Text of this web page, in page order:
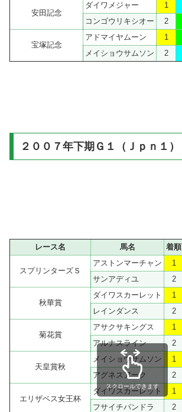
安田記念
ダイワメジャー 1
コンゴウリキシオー
2
宝塚記念
アドマイヤムーン 1
メイショウサムソン
2
２００７年下期Ｇ１（Ｊｐｎ１）
レース名 馬名 着順
スプリンターズＳ
アストンマーチャン 1
サンアディユ
2
秋華賞
ダイワスカーレット 1
レインダンス
2
菊花賞
アサクサキングス 1
アルナスライン
2
天皇賞秋
メイショウサムソン 1
アグネスアーク
2
エリザベス女王杯
ダイワスカーレット 1
フサイチパンドラ
2
スクロールできます